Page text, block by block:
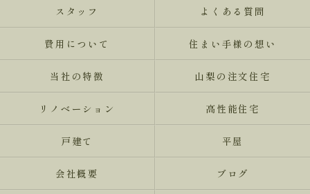
スタッフ よくある質問
費用について 住まい手様の想い
当社の特徴 山梨の注文住宅
リノベーション 高性能住宅
戸建て 平屋
会社概要 ブログ